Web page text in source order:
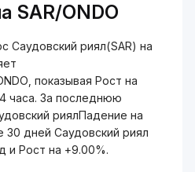
SAR/ONDO
Саудовский риял(SAR) на
показывая Рост на
часа. За последнюю
риялПадение на
30 дней Саудовский риял
и Рост на +9.00%.